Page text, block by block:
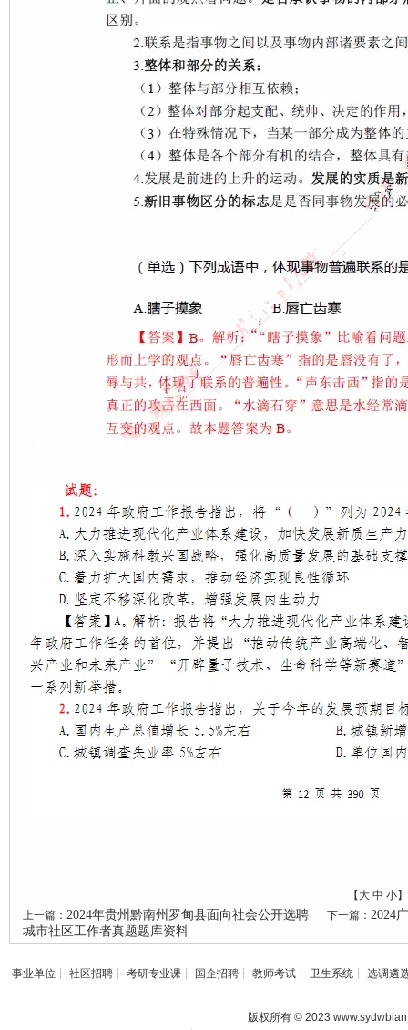
【 大 中 小
上一篇： 2024年贵州黔南州罗甸县面向社会公开选聘
城市社区工作者真题题库资料
下一篇： 2024
事业单位 ┊ 社区招聘 ┊ 考研专业课 ┊ 国企招聘 ┊ 教师考试 ┊ 卫生系统 ┊ 选调遴
版权所有 © 2023